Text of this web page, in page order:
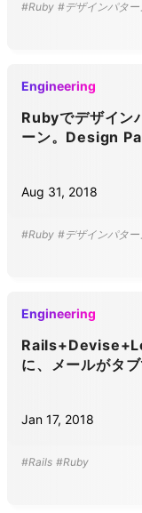
#Ruby #デザインパター
Engineering
Rubyでデザイ
ーン。Design
Aug 31, 2018
#Ruby #デザインパター
Engineering
に、メールがタ
Jan 17, 2018
#Rails #Ruby